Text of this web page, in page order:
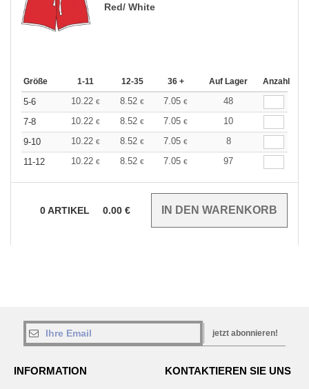
Red/ White
Größe 1-11 12-35 36 + Auf Lager Anzahl
5-6 10.22 € 8.52 € 7.05 €
48
7-8
10.22 € 8.52 € 7.05 €
10
9-10
10.22 € 8.52 € 7.05 €
8
11-12
10.22 € 8.52 € 7.05 € 97
0ARTIKEL 0.00 €
jetzt abonnieren!
INFORMATION KONTAKTIEREN SIE UNS